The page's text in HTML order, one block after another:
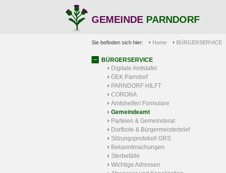
GEMEINDE PARNDORF
Sie befinden sich hier: Home BÜRGERSERVICE
BÜRGERSERVICE
Digitale Amtstafel
ÖEK Parndorf
PARNDORF HILFT
CORONA
Amtshelfer/ Formulare
Gemeindeamt
Parteien & Gemeinderat
Dorfbote & Bürgermeisterbrief
Sitzungsprotokoll GRS
Bekanntmachungen
Sterbefälle
Wichtige Adressen